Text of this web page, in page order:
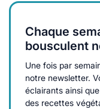
Chaque
bousculent
Une fois par
notre newsletter.
éclairants ainsi
des recettes